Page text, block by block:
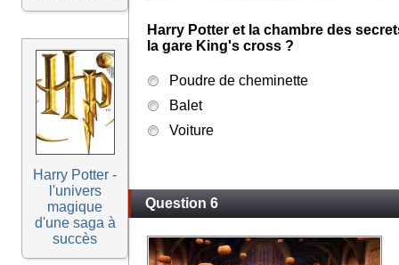
Harry Potter -
l'univers
magique
d'une saga à
succès
Harry Potter et la chambre des
la gare King's cross ?
Poudre de cheminette
Balet
Voiture
Question 6